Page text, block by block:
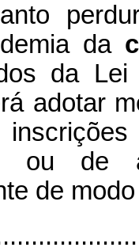
da
da
adotar
ou de
de